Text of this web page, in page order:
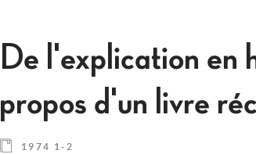
De l'explication en
propos d'un livre
1974 1-2